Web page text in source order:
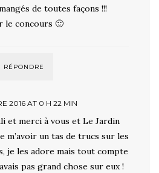
de toutes façons !!!
le concours 🙂
RÉPONDRE
2016 AT 0 H 22 MIN
et merci à vous et Le Jardin
m’avoir un tas de trucs sur les
je les adore mais tout compte
pas grand chose sur eux !